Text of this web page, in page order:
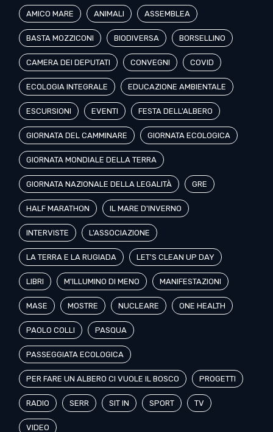
AMICO MARE ANIMALI ASSEMBLEA
BASTA MOZZICONI BIODIVERSA BORSELLINO
CAMERA DEI DEPUTATI CONVEGNI COVID
ECOLOGIA INTEGRALE EDUCAZIONE AMBIENTALE
ESCURSIONI EVENTI FESTA DELL'ALBERO
GIORNATA DEL CAMMINARE GIORNATA ECOLOGICA
GIORNATA MONDIALE DELLA TERRA
GIORNATA NAZIONALE DELLA LEGALITÀ GRE
HALF MARATHON IL MARE D'INVERNO
INTERVISTE L'ASSOCIAZIONE
LA TERRA E LA RUGIADA LET'S CLEAN UP DAY
LIBRI M'ILLUMINO DI MENO MANIFESTAZIONI
MASE MOSTRE NUCLEARE ONE HEALTH
PAOLO COLLI PASQUA
PASSEGGIATA ECOLOGICA
PER FARE UN ALBERO CI VUOLE IL BOSCO PROGETTI
RADIO SERR SIT IN SPORT TV
VIDEO